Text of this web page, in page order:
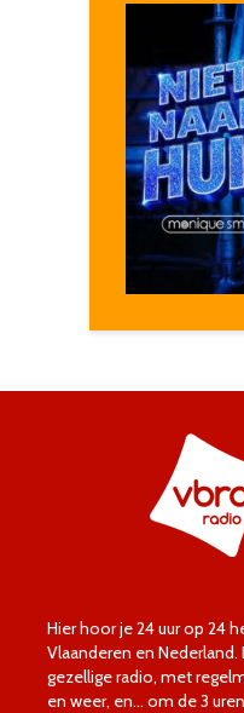
Hier hoor je 24 uur op 24
Vlaanderen en
gezellige radio, met
en weer, en… om de 3